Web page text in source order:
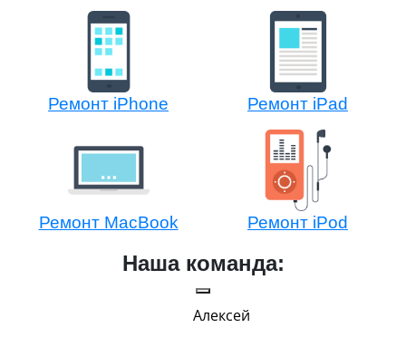
Ремонт iPhone Ремонт iPad
Ремонт MacBook Ремонт iPod
Наша команда:
Алексей